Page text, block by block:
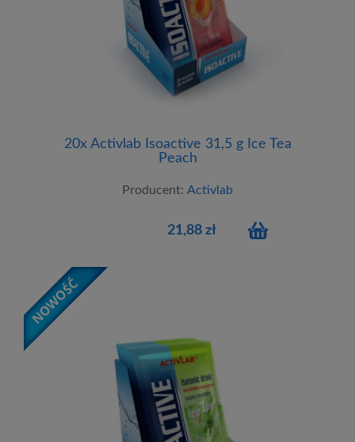
20x Activlab Isoactive 31,5 g Ice Tea
Peach
Producent: Activlab
21,88 zł